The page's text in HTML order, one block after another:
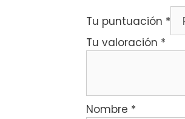
Tu puntuación *
Tu valoración *
Nombre *